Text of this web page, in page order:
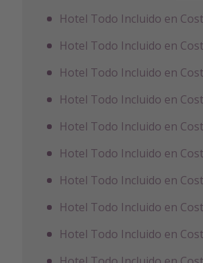
Hotel Todo Incluido en
Hotel Todo Incluido en
Hotel Todo Incluido en
Hotel Todo Incluido en
Hotel Todo Incluido en
Hotel Todo Incluido en
Hotel Todo Incluido en
Hotel Todo Incluido en
Hotel Todo Incluido en